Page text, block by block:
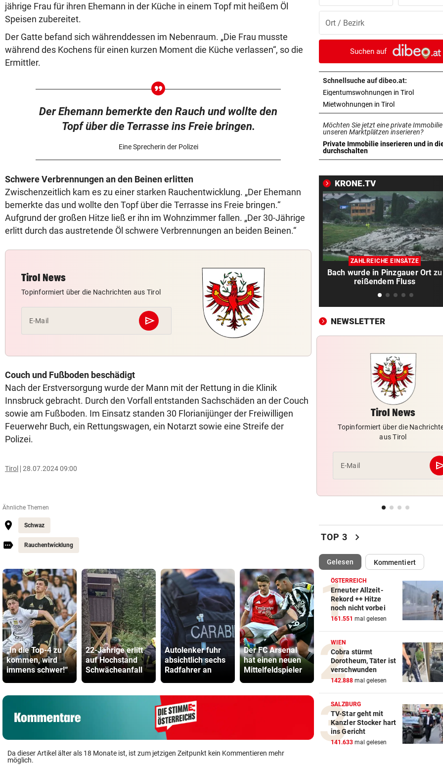
jährige Frau für ihren Ehemann in der Küche in einem Topf mit heißem Öl
Speisen zubereitet.
Der Gatte befand sich währenddessen im Nebenraum. „Die Frau musste
während des Kochens für einen kurzen Moment die Küche verlassen“, so die
Ermittler.
Der Ehemann bemerkte den Rauch und wollte den
Topf über die Terrasse ins Freie bringen.
Eine Sprecherin der Polizei
Schwere Verbrennungen an den Beinen erlitten
Zwischenzeitlich kam es zu einer starken Rauchentwicklung. „Der Ehemann
bemerkte das und wollte den Topf über die Terrasse ins Freie bringen.“
Aufgrund der großen Hitze ließ er ihn im Wohnzimmer fallen. „Der 30-Jährige
erlitt durch das austretende Öl schwere Verbrennungen an beiden Beinen.“
Tirol News
Topinformiert über die Nachrichten aus Tirol
E-Mail send
Abschicken
Couch und Fußboden beschädigt
Nach der Erstversorgung wurde der Mann mit der Rettung in die Klinik
Innsbruck gebracht. Durch den Vorfall entstanden Sachschäden an der Couch
sowie am Fußboden. Im Einsatz standen 30 Florianijünger der Freiwilligen
Feuerwehr Buch, ein Rettungswagen, ein Notarzt sowie eine Streife der
Polizei.
Tirol 28.07.2024 09:00
Ähnliche Themen
Schwaz
Rauchentwicklung
„In die Top-4 zu
kommen, wird
immens schwer!“
22-Jährige erlitt
auf Hochstand
Schwächeanfall
Autolenker fuhr
absichtlich sechs
Radfahrer an
Der FC Arsenal
hat einen neuen
Mittelfeldspieler
Wo Büffel und
Adler sich eine
Heimat teilen
Grapsch-
gegen
Polizisten
Da dieser Artikel älter als 18 Monate ist, ist zum jetzigen Zeitpunkt kein Kommentieren mehr
möglich.
WIRRES POSTING vor
Britney Spears: „Ich habe als
Mama versagt“
WEITER KEINE ERHOLUNG vor 43
Im Osten: Kommende
unter 30 Grad
FEUERWEHR GEFORDERT
In nur acht Stunden fuhren
Autos in Baugruben
AFLE TOP-SPIEL: vor
LIVE: Vienna Vikings treffen
BUNDESLIGA IM TICKER vor
LIVE ab 19.30 Uhr:
Hartberg – Sturm
42 TIERE ABGENOMMEN vor
180.000 Euro Steuergeld für
falschen Tierschutz
MARQUEZ ENTTÄUSCHT
MotoGP: Martin holt sich
Sprintsieg in Silverstone
früh im Spiel
KRITIK AUCH AN SPÖ
„Unfassbar“: Auch AK-Chefin
über Stocker empört
„In die Top-4 zu kommen,
BÖSE ERINNERUNGEN vor 2
Mure im Valsertal: „Hier
Biker bei Überholversuch
L200 verunfallt
RADFAHRERIN FAND WRACK
Tödlicher Unfall wurde erst
Stunden entdeckt
VIER VERLETZTE vor
Autolenker fuhr absichtlich
Suchen auf
Schnellsuche auf dibeo.at:
Eigentumswohnungen in Tirolin neuem
Mietwohnungen in Tirolin neuem Tab
Möchten Sie jetzt eine private
unseren Marktplätzen inserieren?
Private Immobilie inserieren und in
durchschalten
in neuem Tab öffnen
KRONE.TV
ZAHLREICHE EINSÄTZE
Bach wurde in Pinzgauer Ort zu
reißendem Fluss
NEWSLETTER
Tirol News
Topinformiert über die
aus Tirol
E-Mail
TOP 3 chevron_right
Gelesen(ausgewählt)Kommentiert
ÖSTERREICH
Erneuter Allzeit-
Rekord ++ Hitze
noch nicht vorbei
161.551 mal gelesen
WIEN
Cobra stürmt
Dorotheum, Täter ist
verschwunden
142.888 mal gelesen
SALZBURG
TV-Star geht mit
Kanzler Stocker hart
ins Gericht
141.633 mal gelesen